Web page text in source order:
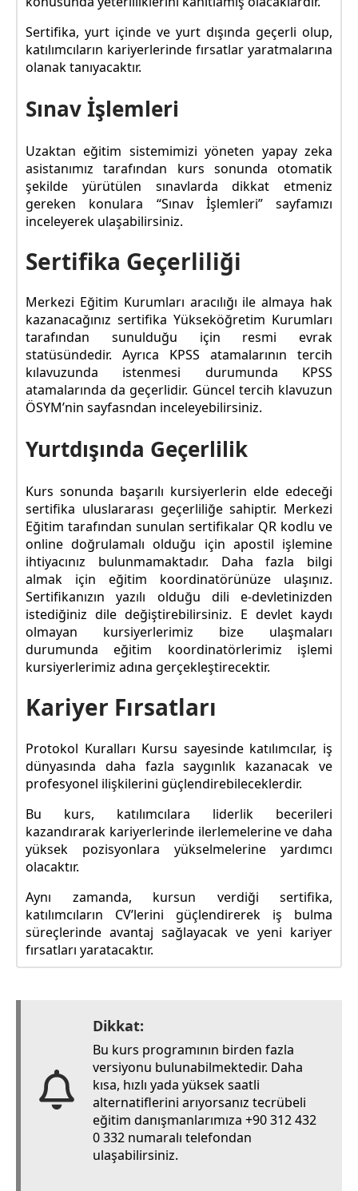
Sertifika, yurt içinde ve yurt dışında geçerli olup,
katılımcıların kariyerlerinde fırsatlar yaratmalarına
olanak tanıyacaktır.
Sınav İşlemleri
Uzaktan eğitim sistemimizi yöneten yapay zeka
asistanımız tarafından kurs sonunda otomatik
şekilde yürütülen sınavlarda dikkat etmeniz
gereken konulara “Sınav İşlemleri” sayfamızı
inceleyerek ulaşabilirsiniz.
Sertifika Geçerliliği
Merkezi Eğitim Kurumları aracılığı ile almaya hak
kazanacağınız sertifika Yükseköğretim Kurumları
tarafından sunulduğu için resmi evrak
statüsündedir. Ayrıca KPSS atamalarının tercih
kılavuzunda istenmesi durumunda KPSS
atamalarında da geçerlidir. Güncel tercih klavuzun
ÖSYM’nin sayfasndan inceleyebilirsiniz.
Yurtdışında Geçerlilik
Kurs sonunda başarılı kursiyerlerin elde edeceği
sertifika uluslararası geçerliliğe sahiptir. Merkezi
Eğitim tarafından sunulan sertifikalar QR kodlu ve
online doğrulamalı olduğu için apostil işlemine
ihtiyacınız bulunmamaktadır. Daha fazla bilgi
almak için eğitim koordinatörünüze ulaşınız.
Sertifikanızın yazılı olduğu dili e-devletinizden
istediğiniz dile değiştirebilirsiniz. E devlet kaydı
olmayan kursiyerlerimiz bize ulaşmaları
durumunda eğitim koordinatörlerimiz işlemi
kursiyerlerimiz adına gerçekleştirecektir.
Kariyer Fırsatları
Protokol Kuralları Kursu sayesinde katılımcılar, iş
dünyasında daha fazla saygınlık kazanacak ve
profesyonel ilişkilerini güçlendirebileceklerdir.
Bu kurs, katılımcılara liderlik becerileri
kazandırarak kariyerlerinde ilerlemelerine ve daha
yüksek pozisyonlara yükselmelerine yardımcı
olacaktır.
Aynı zamanda, kursun verdiği sertifika,
katılımcıların CV’lerini güçlendirerek iş bulma
süreçlerinde avantaj sağlayacak ve yeni kariyer
fırsatları yaratacaktır.
Dikkat:
Bu kurs programının birden fazla
versiyonu bulunabilmektedir. Daha
kısa, hızlı yada yüksek saatli
alternatiflerini arıyorsanız tecrübeli
eğitim danışmanlarımıza +90 312 432
0 332 numaralı telefondan
ulaşabilirsiniz.